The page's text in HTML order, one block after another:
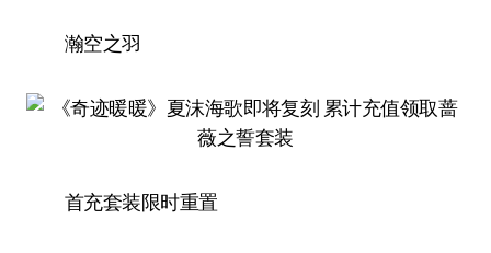
瀚空之羽
首充套装限时重置